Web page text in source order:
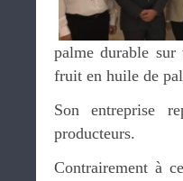
palme durable
fruit en huile de
Son entreprise
producteurs.
Contrairement à